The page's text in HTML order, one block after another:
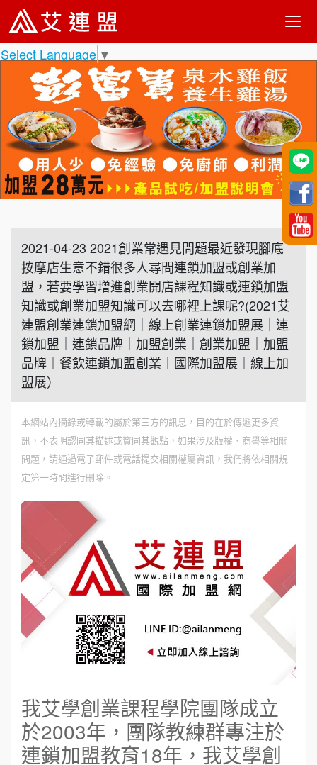
Select Language ▼
2021-04-23 2021創業常遇見問題最近發現腳底
按摩店生意不錯很多人尋問連鎖加盟或創業加
盟，若要學習增進創業開店課程知識或連鎖加盟
知識或創業加盟知識可以去哪裡上課呢?(2021艾
連盟創業連鎖加盟網｜線上創業連鎖加盟展｜連
鎖加盟｜連鎖品牌｜加盟創業｜創業加盟｜加盟
品牌｜餐飲連鎖加盟創業｜國際加盟展｜線上加
盟展）
本網站內摘錄或轉載的屬於第三方的訊息，目的在於傳遞更多資
訊，不表明認同其描述或贊同其觀點，如果涉及版權、商譽等相關
問題，請通過電子郵件或電話提交相關權屬資訊，我們將依相關規
定第一時間進行刪除。
我艾學創業課程學院團隊成立
於2003年，團隊教練群專注於
連鎖加盟教育18年，我艾學創